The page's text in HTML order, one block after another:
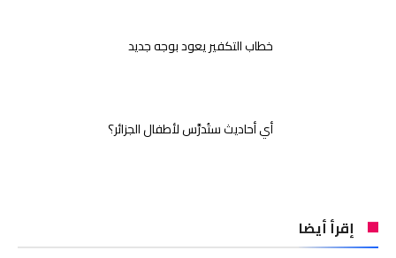
خطاب التكفير يعود بوجه جديد
أي أحاديث ستُدرَّس لأطفال الجزائر؟
إقرأ أيضا